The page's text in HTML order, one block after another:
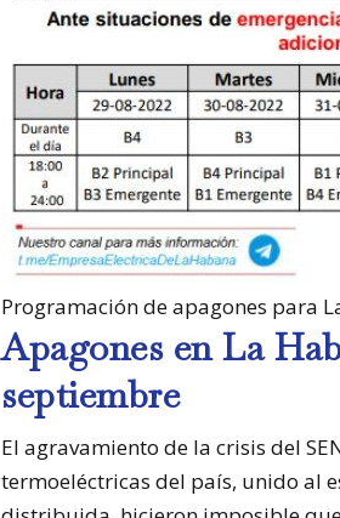
Programación de apagones para
Apagones en La
septiembre
El agravamiento de la crisis del
termoeléctricas del país, unido al